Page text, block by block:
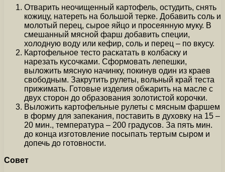
Отварить неочищенный картофель, остудить, снять
кожицу, натереть на большой терке. Добавить соль и
молотый перец, сырое яйцо и просеянную муку. В
смешанный мясной фарш добавить специи,
холодную воду или кефир, соль и перец – по вкусу.
Картофельное тесто раскатать в колбаску и
нарезать кусочками. Сформовать лепешки,
выложить мясную начинку, покинув один из краев
свободным. Закрутить рулеты, вольный край теста
прижимать. Готовые изделия обжарить на масле с
двух сторон до образования золотистой корочки.
Выложить картофельные рулеты с мясным фаршем
в форму для запекания, поставить в духовку на 15 –
20 мин., температура – 200 градусов. За пять мин.
до конца изготовление посыпать тертым сыром и
допечь до готовности.
Совет